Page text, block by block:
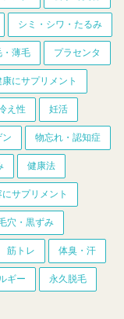
シミ・シワ・たるみ
・薄毛 プラセンタ
康にサプリメント
え性 妊活
ン 物忘れ・認知症
健康法
サプリメント
穴・黒ずみ
筋トレ 体臭・汗
ギー 永久脱毛